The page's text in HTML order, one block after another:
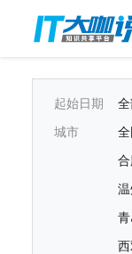
起始日期
城市 全
合
温
青